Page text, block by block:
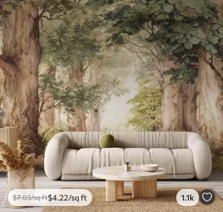
$7.03/sq ft$4 .22/sq ft 1.1k